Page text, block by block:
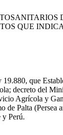
QUE
que
decreto del
Agrícola y
Palta
y Perú.